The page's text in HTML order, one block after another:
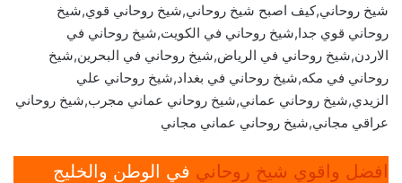
شيخ روحاني,كيف اصبح شيخ روحاني,شيخ روحاني قوي,شيخ
روحاني قوي جدا,شيخ روحاني في الكويت,شيخ روحاني في
الاردن,شيخ روحاني في الرياض,شيخ روحاني في البحرين,شيخ
روحاني في مكه,شيخ روحاني في بغداد,شيخ روحاني علي
الزيدي,شيخ روحاني عماني,شيخ روحاني عماني مجرب,شيخ روحاني
عراقي مجاني,شيخ روحاني عماني مجاني
افضل واقوي شيخ روحاني في الوطن والخليج